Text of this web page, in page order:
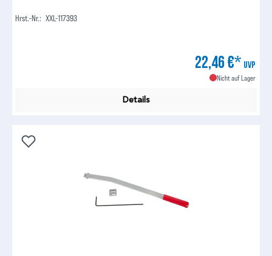
Hrst.-Nr.: XXL-117393
22,46 €* UVP
Nicht auf Lager
Details